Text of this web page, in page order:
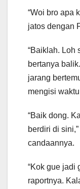
“Woi bro apa
jatos dengan
“Baiklah. Loh
bertanya
jarang
mengisi
“Baik dong.
berdiri di
candaannya.
“Kok gue jadi
raportnya.